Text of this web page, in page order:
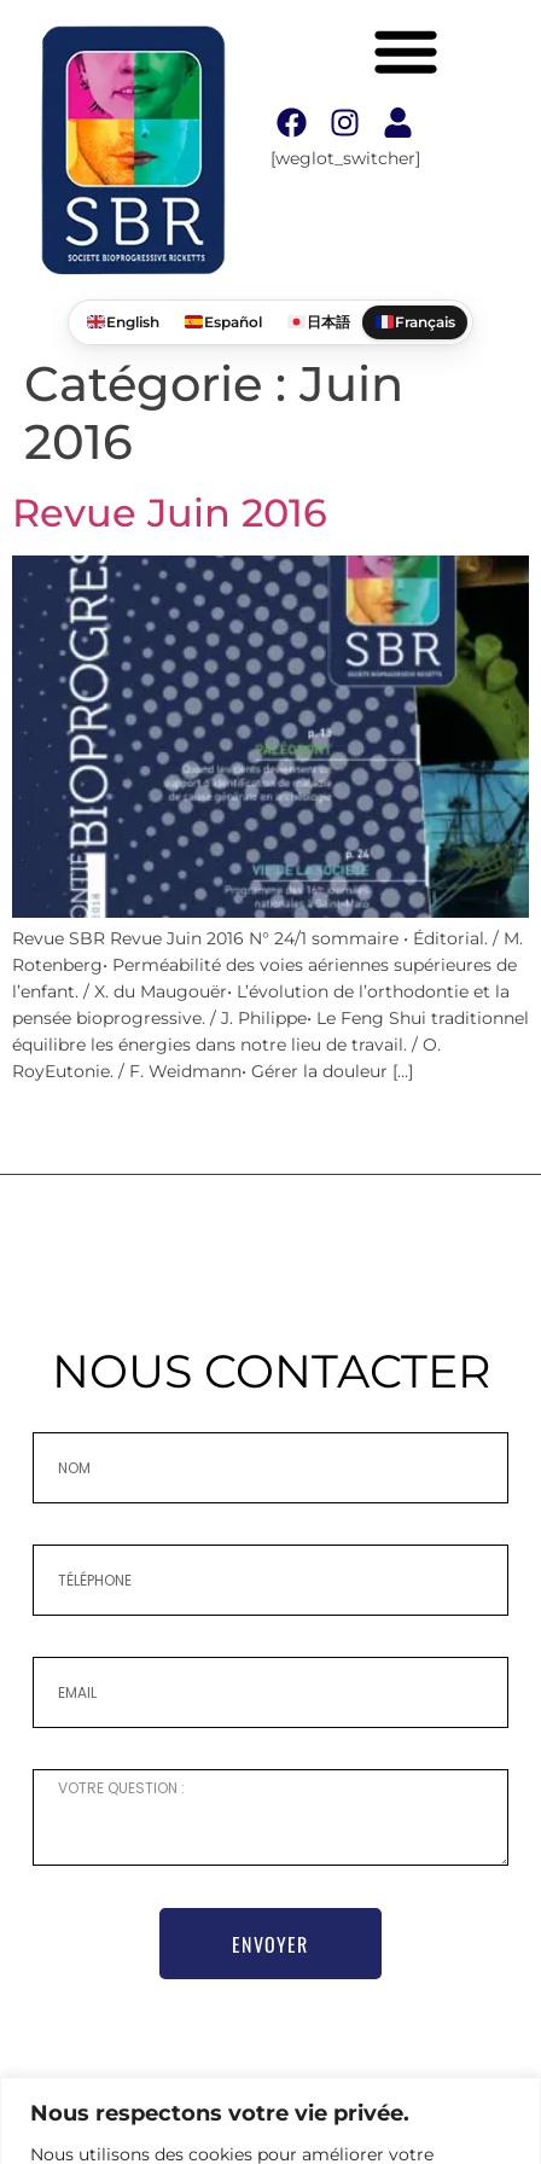
Nous respectons votre vie privée.
Nous utilisons des cookies pour améliorer votre
[weglot_switcher]
English Español 日本語 Français
Catégorie :Juin
2016
Revue Juin 2016
Revue SBR Revue Juin 2016 N° 24/1 sommaire • Éditorial. / M.
Rotenberg• Perméabilité des voies aériennes supérieures de
l’enfant. / X. du Maugouër• L’évolution de l’orthodontie et la
pensée bioprogressive. / J. Philippe• Le Feng Shui traditionnel
équilibre les énergies dans notre lieu de travail. / O.
RoyEutonie. / F. Weidmann• Gérer la douleur […]
NOUS CONTACTER
ENVOYER
pour vous inscrire,
Nathalie Hamel bioprogsbr@gmail.com TEL : +33 6 23